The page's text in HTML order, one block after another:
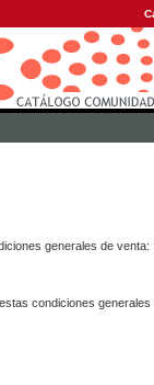
generales de venta:
condiciones